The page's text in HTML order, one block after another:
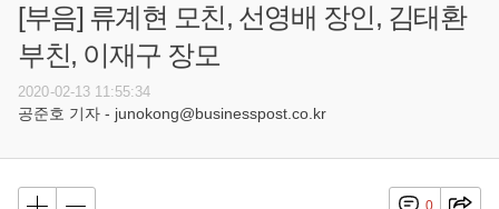
[부음] 류계현 모친, 선영배 장인, 김태환
부친, 이재구 장모
2020-02-13 11:55:34
공준호 기자 - junokong@businesspost.co.kr
0